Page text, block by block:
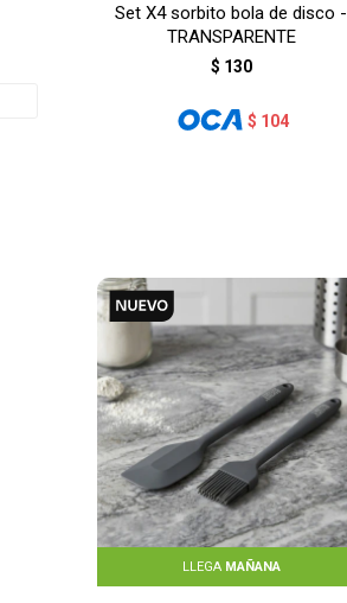
Set X4 sorbito bola de disco -
TRANSPARENTE
$ 130
$ 104
LLEGA MAÑANA